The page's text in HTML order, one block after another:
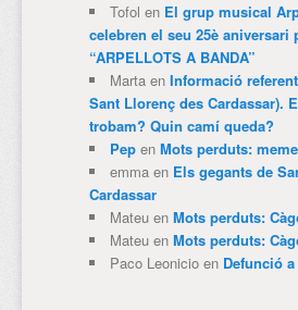
Tofol en El grup musical
celebren el seu 25è aniversari
“ARPELLOTS A BANDA”
Martaen Informació
Sant Llorenç des Cardassar).
trobam? Quin camí queda?
Pepen Mots perduts:
emmaen Els gegants de
Cardassar
Mateuen Mots perduts:
Mateuen Mots perduts:
Paco Leonicioen Defunció